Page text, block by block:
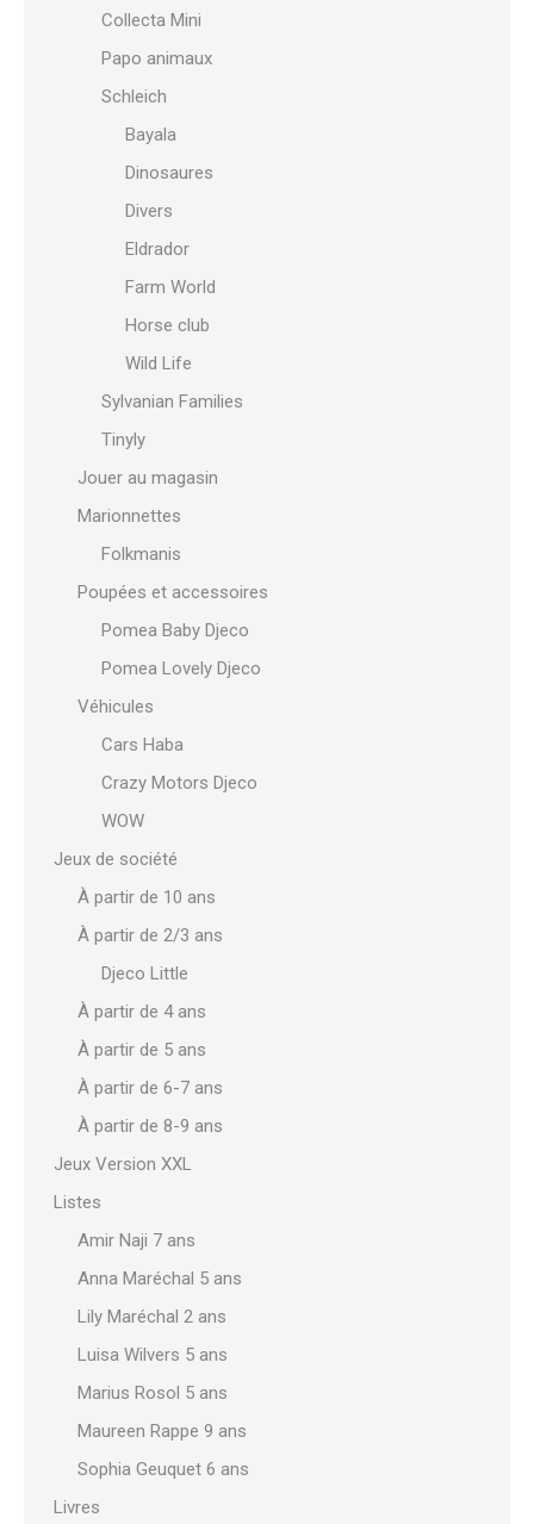
Collecta Mini
Papo animaux
Schleich
Bayala
Dinosaures
Divers
Eldrador
Farm World
Horse club
Wild Life
Sylvanian Families
Tinyly
Jouer au magasin
Marionnettes
Folkmanis
Poupées et accessoires
Pomea Baby Djeco
Pomea Lovely Djeco
Véhicules
Cars Haba
Crazy Motors Djeco
WOW
Jeux de société
À partir de 10 ans
À partir de 2/3 ans
Djeco Little
À partir de 4 ans
À partir de 5 ans
À partir de 6-7 ans
À partir de 8-9 ans
Jeux Version XXL
Listes
Amir Naji 7 ans
Anna Maréchal 5 ans
Lily Maréchal 2 ans
Luisa Wilvers 5 ans
Marius Rosol 5 ans
Maureen Rappe 9 ans
Sophia Geuquet 6 ans
Livres